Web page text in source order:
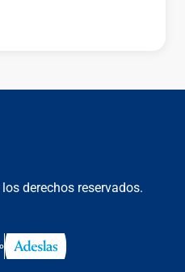
derechos reservados.